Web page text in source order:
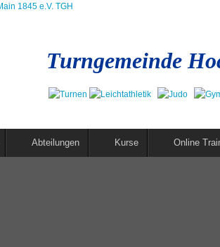
Turngemeinde
Abteilungen Kurse Online